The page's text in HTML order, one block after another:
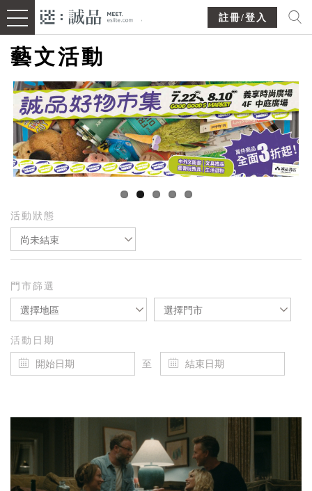
註冊/登入
藝文活動
活動狀態
尚未結束
門市篩選
選擇地區 選擇門市
活動日期
至